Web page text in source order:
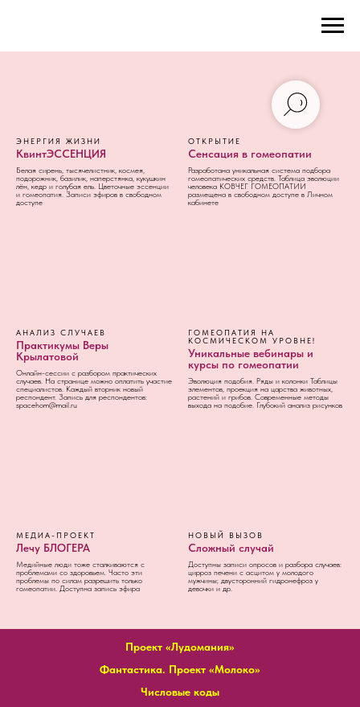
ЭНЕРГИЯ ЖИЗНИ
КвинтЭССЕНЦИЯ
Белая сирень, тысячелистник, космея,
подорожник, базилик, наперстянка, кукушкин
лён, кедр и голубая ель. Цветочные эссенции
и гомеопатия. Записи эфиров в свободном
доступе
ОТКРЫТИЕ
Сенсация в гомеопатии
Разработана уникальная система подбора
гомеопатических средств. Таблица эволюции
человека КОВЧЕГ ГОМЕОПАТИИ
размещена в свободном доступе в Личном
кабинете
АНАЛИЗ СЛУЧАЕВ
Практикумы Веры
Крылатовой
Онлайн-сессии с разбором практических
случаев. На странице можно оплатить участие
специалистов. Каждый вторник новый
респондент. Запись для респондентов:
spacehom@mail.ru
ГОМЕОПАТИЯ НА
КОСМИЧЕСКОМ УРОВНЕ!
Уникальные вебинары и
курсы по гомеопатии
Эволюция подобия. Ряды и колонки Таблицы
элементов, проекция на царства животных,
растений и грибов. Современные методы
выхода на подобие. Глубокий анализ рисунков
МЕДИА-ПРОЕКТ
Лечу БЛОГЕРА
Медийные люди тоже сталкиваются с
проблемами со здоровьем. Часто эти
проблемы по силам разрешить только
гомеопатии. Доступна запись эфира
НОВЫЙ ВЫЗОВ
Сложный случай
Доступны записи опросов и разбора случаев:
цирроз печени с асцитом у молодого
мужчины; двусторонний гидронефроз у
девочки и др.
Проект «Лудомания»
Фантастика. Проект «Молоко»
Числовые коды